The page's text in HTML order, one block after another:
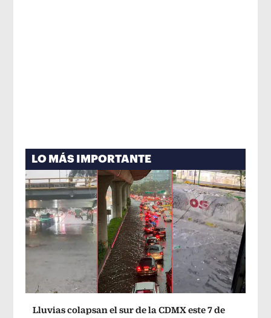
LO MÁS IMPORTANTE
Lluvias colapsan el sur de la CDMX este 7 de